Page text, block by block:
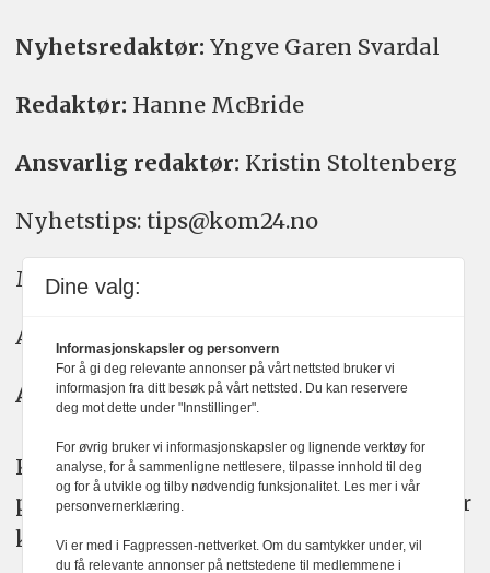
Nyhetsredaktør: Yngve Garen Svardal
Redaktør: Hanne McBride
Ansvarlig redaktør: Kristin Stoltenberg
Nyhetstips: tips@kom24.no
Meninger: meninger@kom24.no
Annonse: annonse@watchmedia.no
Abonnement:kom24@watchmedia.no
KOM24 arbeider etter Vær Varsom-
plakatens regler for god presseskikk. Her
kan du lese mer omPFUsarbeid.
Dine valg:
Informasjonskapsler og personvern
For å gi deg relevante annonser på vårt nettsted bruker vi
informasjon fra ditt besøk på vårt nettsted. Du kan reservere
deg mot dette under "Innstillinger".
For øvrig bruker vi informasjonskapsler og lignende verktøy for
analyse, for å sammenligne nettlesere, tilpasse innhold til deg
og for å utvikle og tilby nødvendig funksjonalitet. Les mer i vår
personvernerklæring.
Vi er med i Fagpressen-nettverket. Om du samtykker under, vil
du få relevante annonser på nettstedene til medlemmene i